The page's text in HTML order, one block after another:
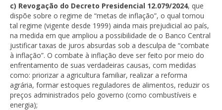
c) Revogação do Decreto Presidencial 12.079/2024, que
dispõe sobre o regime de “metas de inflação”, o qual tornou
tal regime (vigente desde 1999) ainda mais prejudicial ao país,
na medida em que ampliou a possibilidade de o Banco Central
justificar taxas de juros absurdas sob a desculpa de “combate
à inflação”. O combate à inflação deve ser feito por meio do
enfrentamento de suas verdadeiras causas, com medidas
como: priorizar a agricultura familiar, realizar a reforma
agrária, formar estoques reguladores de alimentos, reduzir os
preços administrados pelo governo (como combustíveis e
energia);